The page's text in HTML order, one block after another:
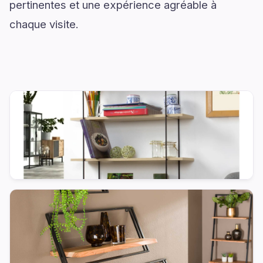
pertinentes et une expérience agréable à
chaque visite.